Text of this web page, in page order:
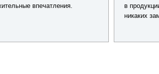
в продукции. После
никаких замечаний нет.